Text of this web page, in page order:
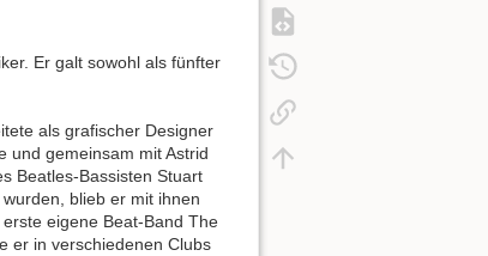
Er galt sowohl als fünfter
als grafischer Designer
und gemeinsam mit Astrid
Beatles-Bassisten Stuart
blieb er mit ihnen
eigene Beat-Band The
er in verschiedenen Clubs